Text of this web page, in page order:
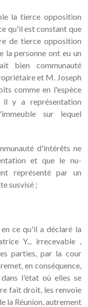
la tierce opposition
qu'il est constant que
de tierce opposition
la personne ont eu un
bien communauté
et M. Joseph
comme en l'espèce
il y a représentation
sur lequel
d'intérêts ne
et que le nu-
représenté par un
susvisé ;
ce qu'il a déclaré la
Y... irrecevable ,
parties, par la cour
en conséquence,
l'état où elles se
fait droit, les renvoie
la Réunion, autrement